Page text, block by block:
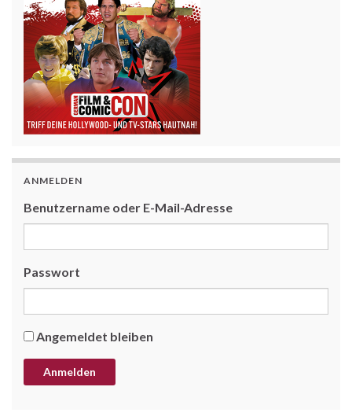
ANMELDEN
Benutzername oder E-Mail-Adresse
Passwort
Angemeldet bleiben